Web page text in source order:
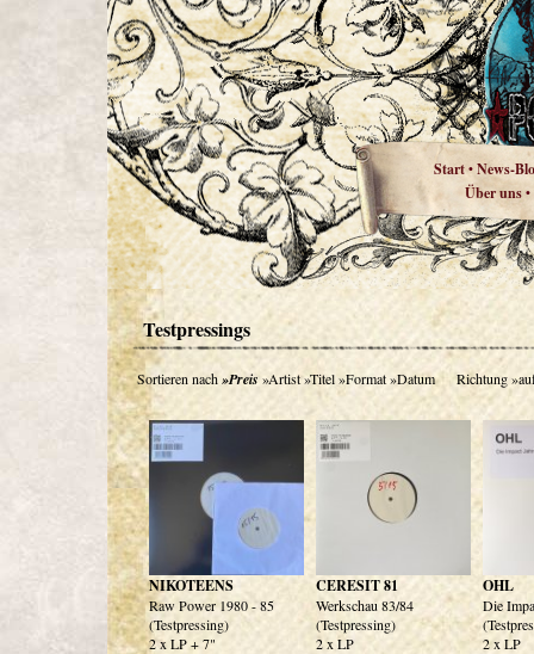
Start•News-
Über uns•
Testpressings
Sortieren nach»Preis»Artist»Titel»Format»Datum Richtung
NIKOTEENS
Raw Power 1980 - 85
(Testpressing)
2 x LP + 7"
CERESIT 81
Werkschau 83/84
(Testpressing)
2 x LP
OHL
Die
2 x LP